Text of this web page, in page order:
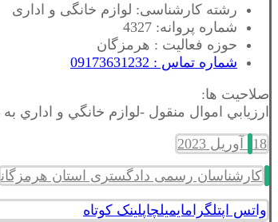
رشته کارشناسی: لوازم خانگی و اداری
شماره پروانه: 4327
حوزه فعالیت : هرمزگان
شماره تماس : 09173631232
صلاحیت ها:
ارزيابي اموال منقول -لوازم خانگي و اداري
18 آوریل 2023
کارشناسان رسمی دادگستری استان هرمزگان
واتس اپتلگرامایمیلچاپلینک کوتاه